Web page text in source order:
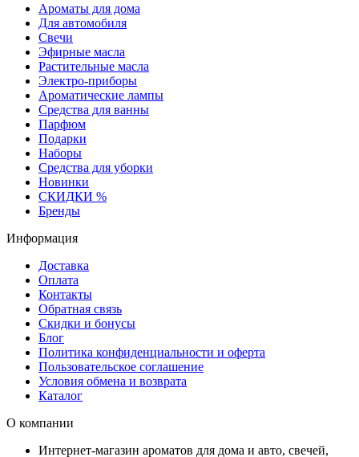
Ароматы для дома
Для автомобиля
Свечи
Эфирные масла
Растительные масла
Электро-приборы
Ароматические лампы
Средства для ванны
Парфюм
Подарки
Наборы
Средства для уборки
Новинки
СКИДКИ %
Бренды
Информация
Доставка
Оплата
Контакты
Обратная связь
Скидки и бонусы
Блог
Политика конфиденциальности и оферта
Пользовательское соглашение
Условия обмена и возврата
Каталог
О компании
Интернет-магазин ароматов для дома и авто, свечей,